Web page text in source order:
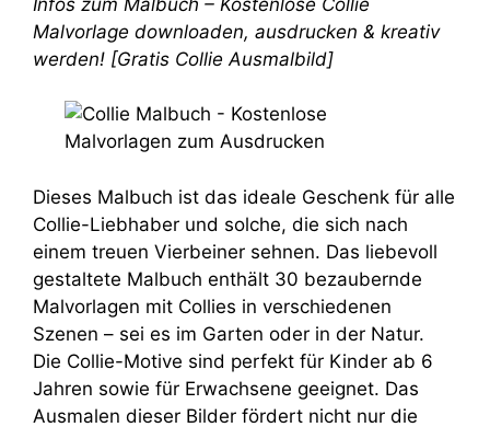
Malvorlage downloaden, ausdrucken & kreativ
werden! [Gratis Collie Ausmalbild]
Dieses Malbuch ist das ideale Geschenk für alle
Collie-Liebhaber und solche, die sich nach
einem treuen Vierbeiner sehnen. Das liebevoll
gestaltete Malbuch enthält 30 bezaubernde
Malvorlagen mit Collies in verschiedenen
Szenen – sei es im Garten oder in der Natur.
Die Collie-Motive sind perfekt für Kinder ab 6
Jahren sowie für Erwachsene geeignet. Das
Ausmalen dieser Bilder fördert nicht nur die